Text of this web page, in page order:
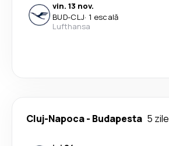
vin. 13 nov.
BUD-CLJ· 1 escală
Lufthansa
Cluj-Napoca- Budapesta 5 zile